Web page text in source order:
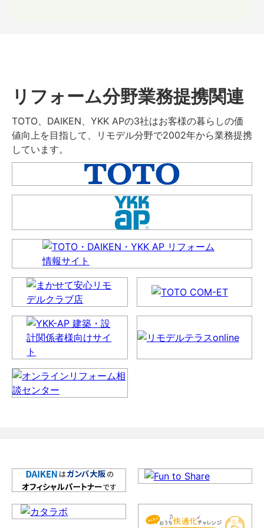
リフォーム分野業務提携関連
TOTO、DAIKEN、YKK APの3社はお客様の暮らしの価
値向上を目指して、リモデル分野で2002年から業務提携
しています。